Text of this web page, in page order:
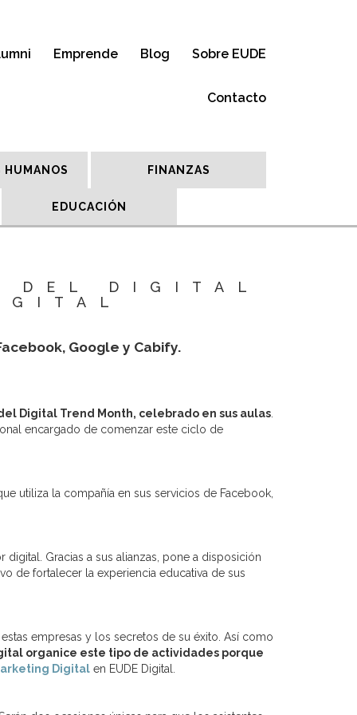
Emprende Blog Sobre EUDE
Contacto
HUMANOS FINANZAS
EDUCACIÓN
DEL DIGITAL
Google y Cabify.
Digital Trend Month, celebrado en sus aulas
encargado de comenzar este ciclo de
utiliza la compañía en sus servicios de Facebook,
Gracias a sus alianzas, pone a disposición
de fortalecer la experiencia educativa de sus
empresas y los secretos de su éxito. Así como
organice este tipo de actividades porque
Digital en EUDE Digital.